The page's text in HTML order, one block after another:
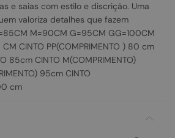
e saias com estilo e discrição. Uma
valoriza detalhes que fazem
M=90CM G=95CM GG=100CM
CINTO PP(COMPRIMENTO ) 80 cm
85cm CINTO M(COMPRIMENTO)
95cm CINTO
cm